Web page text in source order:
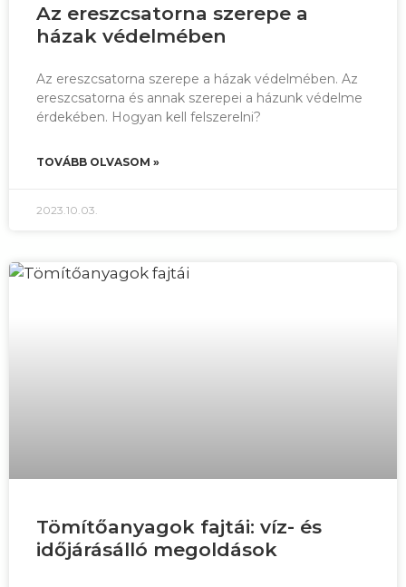
Az ereszcsatorna szerepe a
házak védelmében
Az ereszcsatorna szerepe a házak védelmében. Az
ereszcsatorna és annak szerepei a házunk védelme
érdekében. Hogyan kell felszerelni?
TOVÁBB OLVASOM »
2023.10.03.
Tömítőanyagok fajtái: víz- és
időjárásálló megoldások